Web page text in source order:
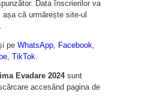
Data înscrierilor va
că urmărește site-ul
pe WhatsApp Facebook
TikTok.
Evadare 2024sunt
accesând pagina de